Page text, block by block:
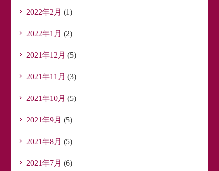
2022年2月 (1)
2022年1月 (2)
2021年12月 (5)
2021年11月 (3)
2021年10月 (5)
2021年9月 (5)
2021年8月 (5)
2021年7月 (6)